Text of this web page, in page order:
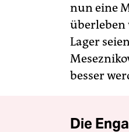
nun eine
überleben
Lager
besser
Die